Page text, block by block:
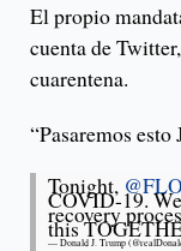
El propio
cuenta de
cuarentena.
“Pasaremos
Tonight,
COVID-19.
recovery
this
— Donald J. Trump